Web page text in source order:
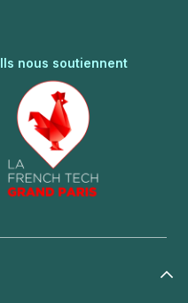
Ils nous soutiennent